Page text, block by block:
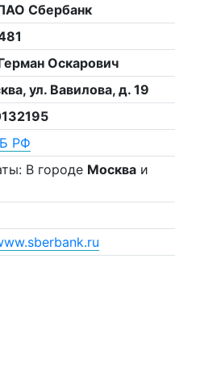
Сбербанк
Оскарович
ул. Вавилова, д. 19
РФ
В городе Москва и